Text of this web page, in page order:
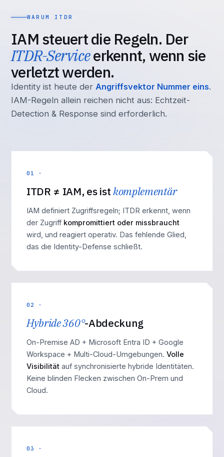
WARUM ITDR
IAM steuert die Regeln. Der
ITDR-Serviceerkennt, wenn sie
verletzt werden.
Identity ist heute der Angriffsvektor Nummer eins.
IAM-Regeln allein reichen nicht aus: Echtzeit-
Detection & Response sind erforderlich.
01 ·
ITDR ≠ IAM, es istkomplementär
IAM definiert Zugriffsregeln; ITDR erkennt, wenn
der Zugriff kompromittiert oder missbraucht
wird, und reagiert operativ. Das fehlende Glied,
das die Identity-Defense schließt.
02 ·
Hybride 360°-Abdeckung
On-Premise AD + Microsoft Entra ID + Google
Workspace + Multi-Cloud-Umgebungen. Volle
Visibilität auf synchronisierte hybride Identitäten.
Keine blinden Flecken zwischen On-Prem und
Cloud.
03 ·